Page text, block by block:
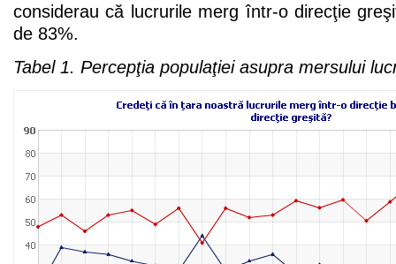
considerau că lucrurile merg într-o direcţie
de 83%.
Tabel 1. Percepţia populaţiei asupra mersului